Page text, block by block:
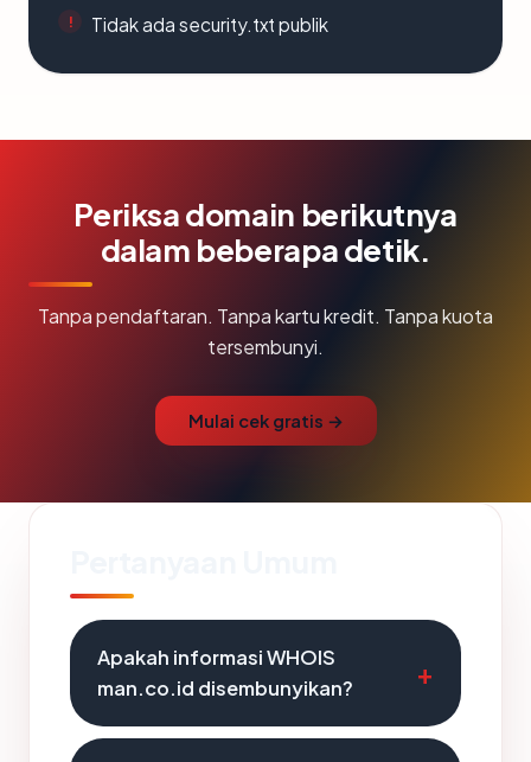
Tidak ada security.txt publik
Periksa domain berikutnya
dalam beberapa detik.
Tanpa pendaftaran. Tanpa kartu kredit. Tanpa kuota
tersembunyi.
Mulai cek gratis →
Apakah informasi WHOIS
man.co.id disembunyikan?